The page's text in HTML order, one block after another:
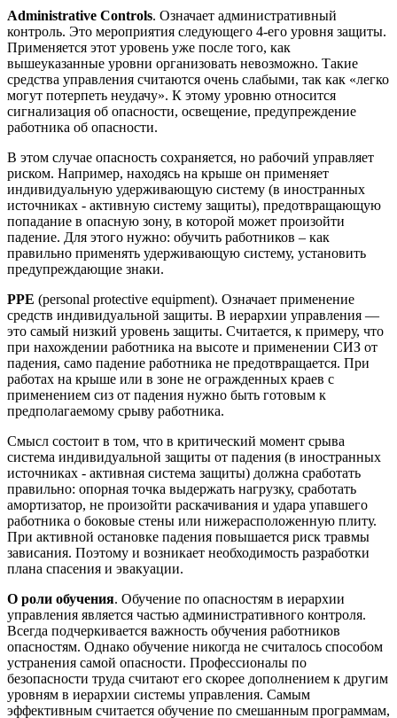
Administrative Controls. Означает административный
контроль. Это мероприятия следующего 4-его уровня защиты.
Применяется этот уровень уже после того, как
вышеуказанные уровни организовать невозможно. Такие
средства управления считаются очень слабыми, так как «легко
могут потерпеть неудачу». К этому уровню относится
сигнализация об опасности, освещение, предупреждение
работника об опасности.
В этом случае опасность сохраняется, но рабочий управляет
риском. Например, находясь на крыше он применяет
индивидуальную удерживающую систему (в иностранных
источниках - активную систему защиты), предотвращающую
попадание в опасную зону, в которой может произойти
падение. Для этого нужно: обучить работников – как
правильно применять удерживающую систему, установить
предупреждающие знаки.
PPE (personal protective equipment). Означает применение
средств индивидуальной защиты. В иерархии управления —
это самый низкий уровень защиты. Считается, к примеру, что
при нахождении работника на высоте и применении СИЗ от
падения, само падение работника не предотвращается. При
работах на крыше или в зоне не огражденных краев c
применением сиз от падения нужно быть готовым к
предполагаемому срыву работника.
Смысл состоит в том, что в критический момент срыва
система индивидуальной защиты от падения (в иностранных
источниках - активная система защиты) должна сработать
правильно: опорная точка выдержать нагрузку, сработать
амортизатор, не произойти раскачивания и удара упавшего
работника о боковые стены или нижерасположенную плиту.
При активной остановке падения повышается риск травмы
зависания. Поэтому и возникает необходимость разработки
плана спасения и эвакуации.
О роли обучения. Обучение по опасностям в иерархии
управления является частью административного контроля.
Всегда подчеркивается важность обучения работников
опасностям. Однако обучение никогда не считалось способом
устранения самой опасности. Профессионалы по
безопасности труда считают его скорее дополнением к другим
уровням в иерархии системы управления. Самым
эффективным считается обучение по смешанным программам,